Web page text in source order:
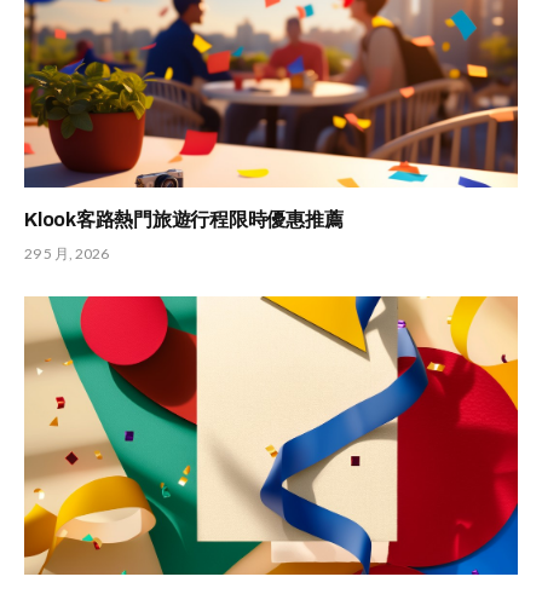
Klook客路熱門旅遊行程限時優惠推薦
29 5 月, 2026